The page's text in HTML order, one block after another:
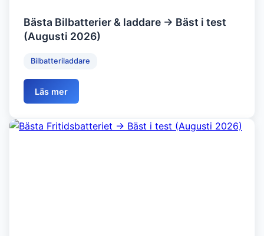
Bästa Bilbatterier & laddare → Bäst i test
(Augusti 2026)
Bilbatteriladdare
Läs mer